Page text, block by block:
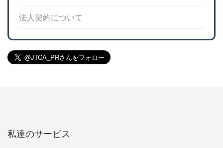
法人契約について
私達のサービス